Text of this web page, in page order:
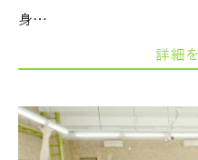
身…
詳細